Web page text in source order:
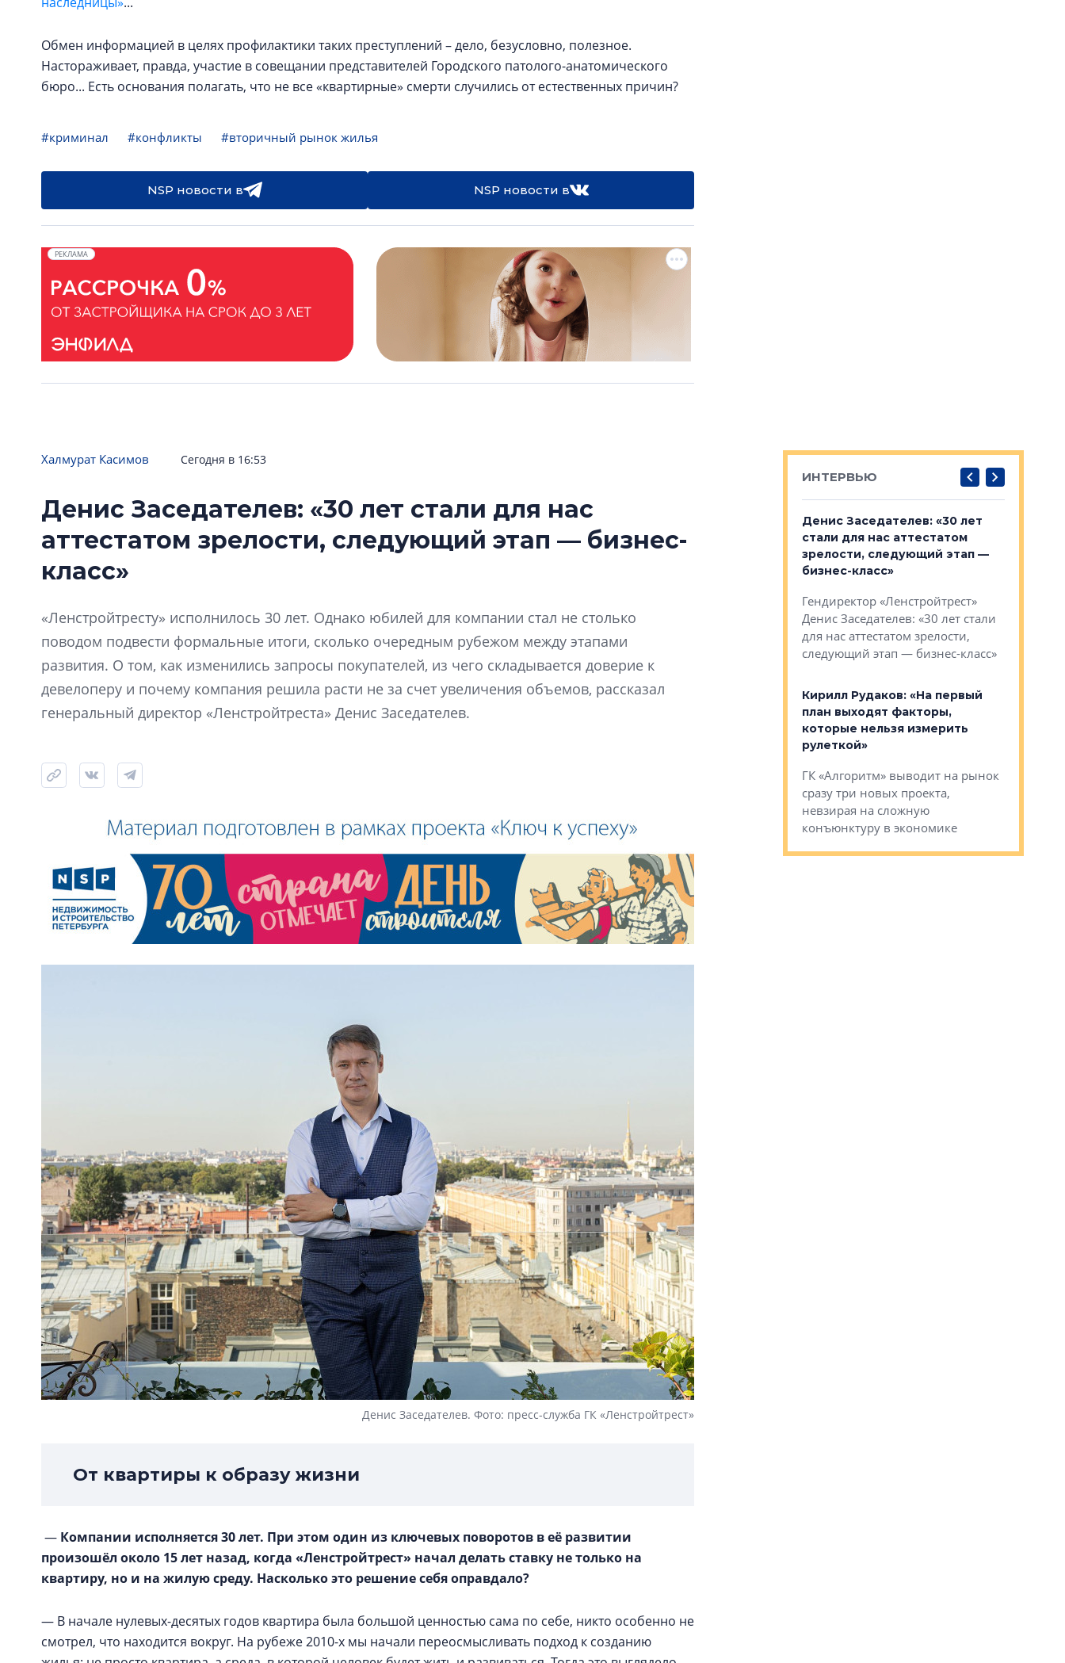
Обмен информацией в целях профилактики таких преступлений – дело, безусловно, полезное.
Настораживает, правда, участие в совещании представителей Городского патолого-анатомического
бюро... Есть основания полагать, что не все «квартирные» смерти случились от естественных причин?
#криминал #конфликты #вторичный рынок жилья
NSP новости в NSP новости в
РЕКЛАМА
Халмурат Касимов Сегодня в 16:53
Денис Заседателев: «30 лет стали для нас
аттестатом зрелости, следующий этап — бизнес-
класс»
«Ленстройтресту» исполнилось 30 лет. Однако юбилей для компании стал не столько
поводом подвести формальные итоги, сколько очередным рубежом между этапами
развития. О том, как изменились запросы покупателей, из чего складывается доверие к
девелоперу и почему компания решила расти не за счет увеличения объемов, рассказал
генеральный директор «Ленстройтреста» Денис Заседателев.
Денис Заседателев. Фото: пресс-служба ГК «Ленстройтрест»
От квартиры к образу жизни
— Компании исполняется 30 лет. При этом один из ключевых поворотов в её развитии
произошёл около 15 лет назад, когда «Ленстройтрест» начал делать ставку не только на
квартиру, но и на жилую среду. Насколько это решение себя оправдало?
— В начале нулевых-десятых годов квартира была большой ценностью сама по себе, никто особенно не
смотрел, что находится вокруг. На рубеже 2010-х мы начали переосмысливать подход к созданию
ИНТЕРВЬЮ
монотонной спальной окраине
Петербурга, будущем спальных
районов и инженерных ловушках
Сергей Софронов: «Хороший
в ГК «ПСК»
Денис Заседателев: «30 лет
стали для нас аттестатом
зрелости, следующий этап —
бизнес-класс»
Гендиректор «Ленстройтрест»
Денис Заседателев: «30 лет стали
для нас аттестатом зрелости,
следующий этап — бизнес-класс»
Кирилл Рудаков: «На первый
план выходят факторы,
которые нельзя измерить
рулеткой»
ГК «Алгоритм» выводит на рынок
сразу три новых проекта,
невзирая на сложную
конъюнктуру в экономике